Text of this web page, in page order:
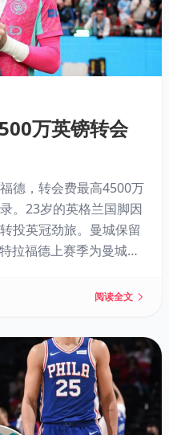
万英镑转会
德，转会费最高4500万
。23岁的英格兰国脚因
投英冠劲旅。曼城保留
拉福德上赛季为曼城出
潜力寄予厚望。阅读全文